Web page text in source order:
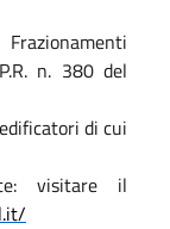
n. 380 del
di cui
visitare il